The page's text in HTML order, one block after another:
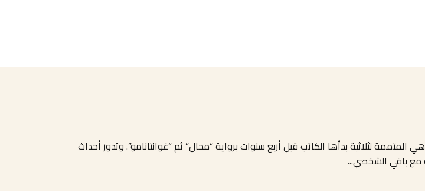
لثلاثية بدأها الكاتب قبل أربع سنوات برواية “محال” ثم “غوانتانامو”. وتدور أحداث
مع باقي الشخصي...